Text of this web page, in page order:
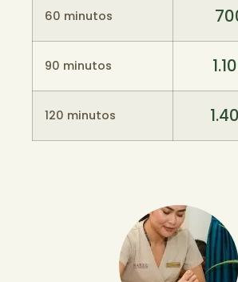
60 minutos
90 minutos
120 minutos